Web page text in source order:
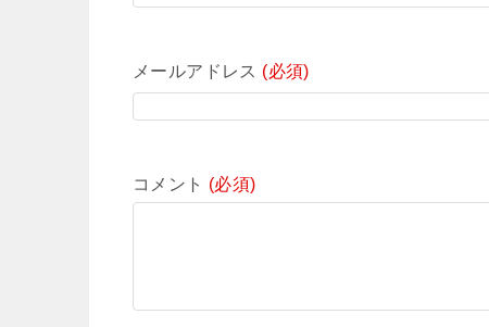
メールアドレス (必須)
コメント (必須)